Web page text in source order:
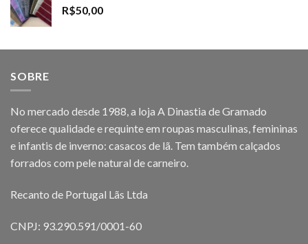
R$50,00
SOBRE
No mercado desde 1988, a loja A Dinastia de Gramado
oferece qualidade e requinte em roupas masculinas, femininas
e infantis de inverno: casacos de lã. Tem também calçados
forrados com pele natural de carneiro.
Recanto de Portugal Lãs Ltda
CNPJ: 93.290.591/0001-60